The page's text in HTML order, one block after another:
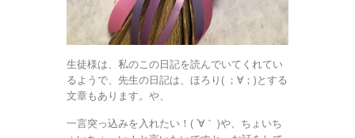
生徒様は、私のこの日記を読んでいてくれてい
るようで、先生の日記は、ほろり( ；∀；)とする
文章もあります。や、
一言突っ込みを入れたい！( ´∀｀ )や、ちょいち